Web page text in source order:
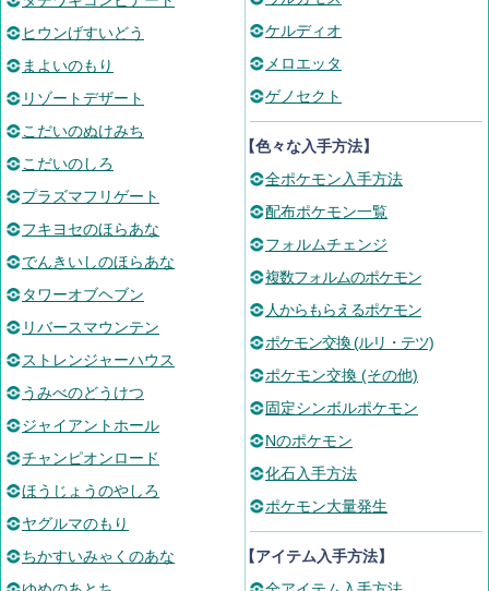
ヒウンげすいどう
まよいのもり
リゾートデザート
こだいのぬけみち
こだいのしろ
プラズマフリゲート
フキヨセのほらあな
でんきいしのほらあな
タワーオブヘブン
リバースマウンテン
ストレンジャーハウス
うみべのどうけつ
ジャイアントホール
チャンピオンロード
ほうじょうのやしろ
ヤグルマのもり
ちかすいみゃくのあな
ケルディオ
メロエッタ
ゲノセクト
【色々な入手方法】
全ポケモン入手方法
配布ポケモン一覧
フォルムチェンジ
複数フォルムのポケモン
人からもらえるポケモン
ポケモン交換 (ルリ・テツ)
ポケモン交換 (その他)
固定シンボルポケモン
Nのポケモン
化石入手方法
ポケモン大量発生
【アイテム入手方法】